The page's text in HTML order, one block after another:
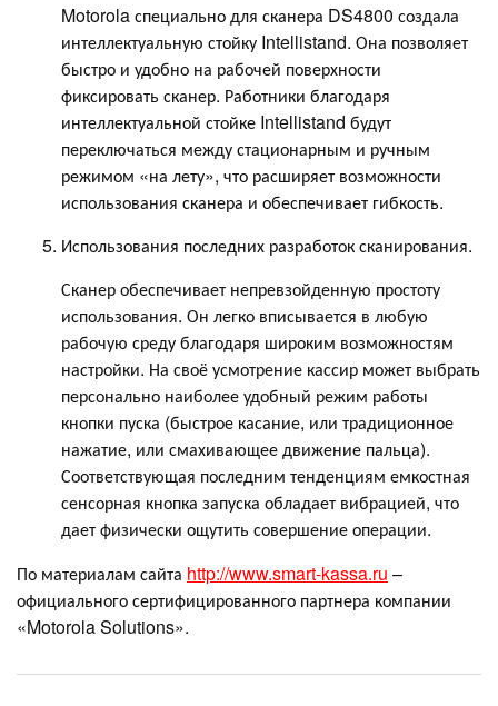
Motorola специально для сканера DS4800 создала
интеллектуальную стойку Intellistand. Она позволяет
быстро и удобно на рабочей поверхности
фиксировать сканер. Работники благодаря
интеллектуальной стойке Intellistand будут
переключаться между стационарным и ручным
режимом «на лету», что расширяет возможности
использования сканера и обеспечивает гибкость.
Использования последних разработок сканирования.
Сканер обеспечивает непревзойденную простоту
использования. Он легко вписывается в любую
рабочую среду благодаря широким возможностям
настройки. На своё усмотрение кассир может выбрать
персонально наиболее удобный режим работы
кнопки пуска (быстрое касание, или традиционное
нажатие, или смахивающее движение пальца).
Соответствующая последним тенденциям емкостная
сенсорная кнопка запуска обладает вибрацией, что
дает физически ощутить совершение операции.
По материалам сайта http://www.smart-kassa.ru –
официального сертифицированного партнера компании
«Motorola Solutions».